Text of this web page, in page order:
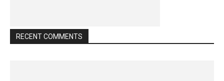
RECENT COMMENTS